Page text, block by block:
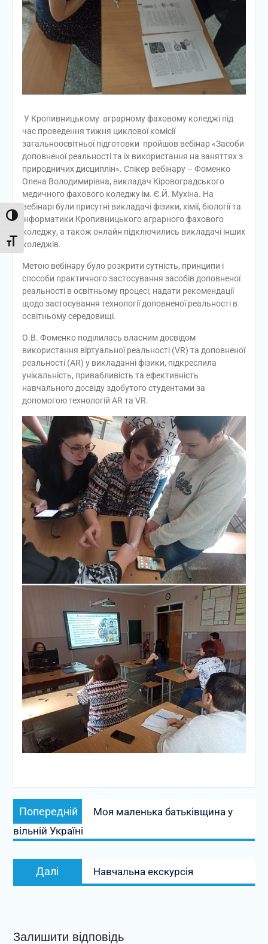
Toggle High Contrast
Toggle Font size
У Кропивницькому аграрному фаховому коледжі під
час проведення тижня циклової комісії
загальноосвітньої підготовки пройшов вебінар «Засоби
доповненої реальності та їх використання на заняттях з
природничих дисциплін». Спікер вебінару – Фоменко
Олена Володимирівна, викладач Кіровоградського
медичного фахового коледжу ім. Є.Й. Мухіна. На
вебінарі були присутні викладачі фізики, хімії, біології та
інформатики Кропивницького аграрного фахового
коледжу, а також онлайн підключились викладачі інших
коледжів.
Метою вебінару було розкрити сутність, принципи і
способи практичного застосування засобів доповненої
реальності в освітньому процесі; надати рекомендації
щодо застосування технології доповненої реальності в
освітньому середовищі.
О.В. Фоменко поділилась власним досвідом
використання віртуальної реальності (VR) та доповненої
реальності (AR) у викладанні фізики, підкреслила
унікальність, привабливість та ефективність
навчального досвіду здобутого студентами за
допомогою технологій AR та VR.
Навігація
записів
Попередній
запис:
Моя маленька батьківщина у
вільній Україні
Далі
запис:
Навчальна екскурсія
Залишити відповідь